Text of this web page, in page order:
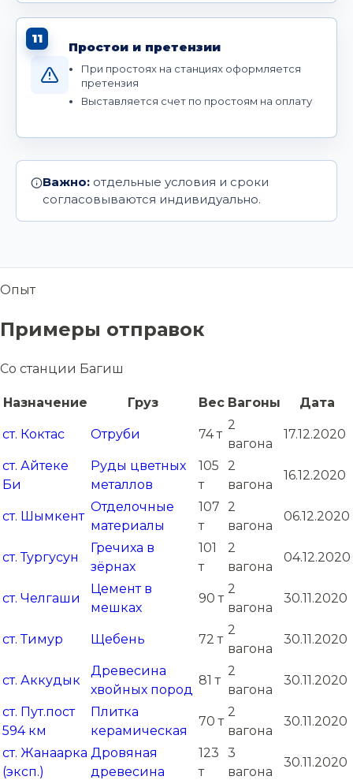
11
Простои и претензии
При простоях на станциях оформляется
претензия
Выставляется счет по простоям на оплату
Важно: отдельные условия и сроки
согласовываются индивидуально.
Опыт
Примеры отправок
Со станции Багиш
Назначение Груз Вес Вагоны Дата
ст. Коктас Отруби 74 т
2
вагона
17.12.2020
ст. Айтеке
Би
Руды цветных
металлов
105
т
2
вагона
16.12.2020
ст. Шымкент
Отделочные
материалы
107
т
2
вагона
06.12.2020
ст. Тургусун
Гречиха в
зёрнах
101
т
2
вагона
04.12.2020
ст. Челгаши
Цемент в
мешках
90 т
2
вагона
30.11.2020
ст. Тимур Щебень 72 т
2
вагона
30.11.2020
ст. Аккудык
Древесина
хвойных пород
81 т
2
вагона
30.11.2020
ст. Пут.пост
594 км
Плитка
керамическая
70 т
2
вагона
30.11.2020
ст. Жанаарка
(эксп.)
Дровяная
древесина
123
т
3
вагона
30.11.2020